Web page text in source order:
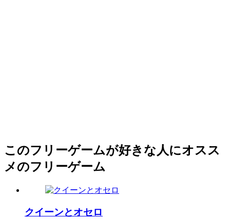
このフリーゲームが好きな人にオスス
メのフリーゲーム
クイーンとオセロ